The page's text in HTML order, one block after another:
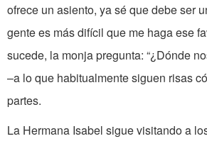
ofrece un asiento, ya sé que debe ser
gente es más difícil que me haga ese
sucede, la monja pregunta: “¿Dónde
–a lo que habitualmente siguen risas
partes.
La Hermana Isabel sigue visitando a